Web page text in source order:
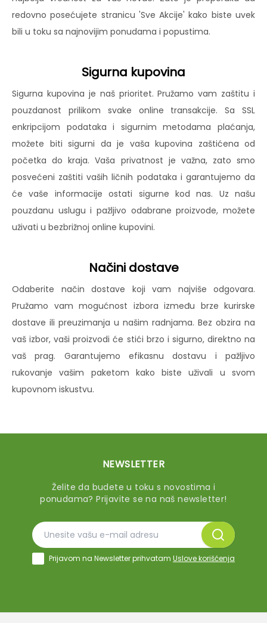
redovno posećujete stranicu 'Sve Akcije' kako biste uvek
bili u toku sa najnovijim ponudama i popustima.
Sigurna kupovina
Sigurna kupovina je naš prioritet. Pružamo vam zaštitu i
pouzdanost prilikom svake online transakcije. Sa SSL
enkripcijom podataka i sigurnim metodama plaćanja,
možete biti sigurni da je vaša kupovina zaštićena od
početka do kraja. Vaša privatnost je važna, zato smo
posvećeni zaštiti vaših ličnih podataka i garantujemo da
će vaše informacije ostati sigurne kod nas. Uz našu
pouzdanu uslugu i pažljivo odabrane proizvode, možete
uživati u bezbrižnoj online kupovini.
Načini dostave
Odaberite način dostave koji vam najviše odgovara.
Pružamo vam mogućnost izbora između brze kurirske
dostave ili preuzimanja u našim radnjama. Bez obzira na
vaš izbor, vaši proizvodi će stići brzo i sigurno, direktno na
vaš prag. Garantujemo efikasnu dostavu i pažljivo
rukovanje vašim paketom kako biste uživali u svom
kupovnom iskustvu.
NEWSLETTER
Želite da budete u toku s novostima i
ponudama? Prijavite se na naš newsletter!
Prijavom na Newsletter prihvatam Uslove korišćenja